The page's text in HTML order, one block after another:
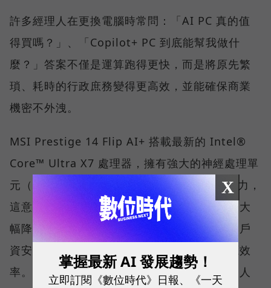
許多經理人在更換電腦時常問：「AI PC 真的值
得買嗎？」、「Copilot+ PC 到底能幫我做什
麼？」答案不僅是運算跑得更快，而是將原先繁
瑣、耗時的行政庶務變得更高效，並能確保商業
機密不外洩。
MSI Prestige 14 Flip AI+ 搭載最新的 Intel®
Core™ Ultra X7 處理器，擁有強大的神經處理單
元（NPU），能提供優異的本地端 AI 運算能力，
這意味著大量運算能透過筆電本身就能執行，大
幅降低對雲端的依賴，確保企業敏感資料與客戶
資安不外洩，同時兼顧資料處理的速度與能源效
率。對於每天需要處理大量文件與郵件的商務人
X
掌握最新 AI 發展趨勢！
立即訂閱《數位時代》日報、《一天